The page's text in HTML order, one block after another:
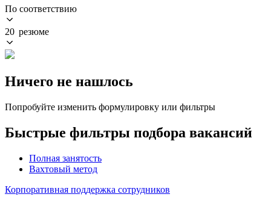
По соответствию
20 резюме
Ничего не нашлось
Попробуйте изменить формулировку или фильтры
Быстрые фильтры подбора вакансий
Полная занятость
Вахтовый метод
Корпоративная поддержка сотрудников